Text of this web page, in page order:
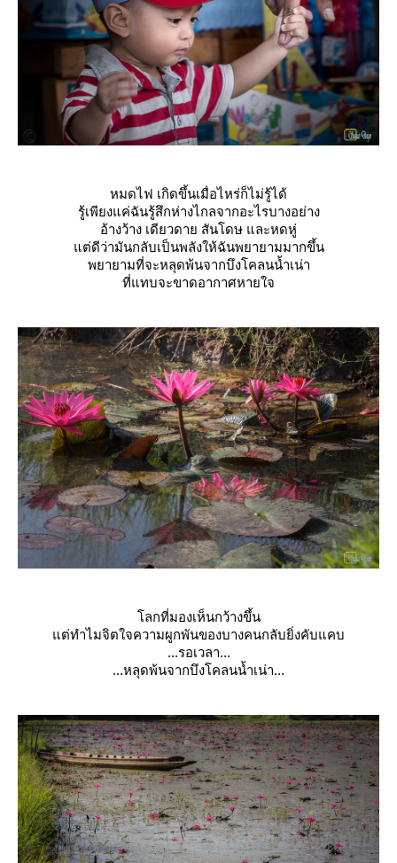
หมดไฟ เกิดขึ้นเมื่อไหร่ก็ไม่รู้ได้
รู้เพียงแค่ฉันรู้สึกห่างไกลจากอะไรบางอย่าง
อ้างว้าง เดียวดาย สันโดษ และหดหู่
ต่ดีว่ามันกลับเป็นพลังให้ฉันพยายามมากขึ้น
พยายามที่จะหลุดพ้นจากบึงโคลนน้ำเน่า
ที่แทบจะขาดอากาศหายใจ
ลกที่มองเห็นกว้างขึ้น
ต่ทำไมจิตใจความผูกพันของบางคนกลับยิ่งคับแคบ
...รอเวลา...
...หลุดพ้นจากบึงโคลนน้ำเน่า...